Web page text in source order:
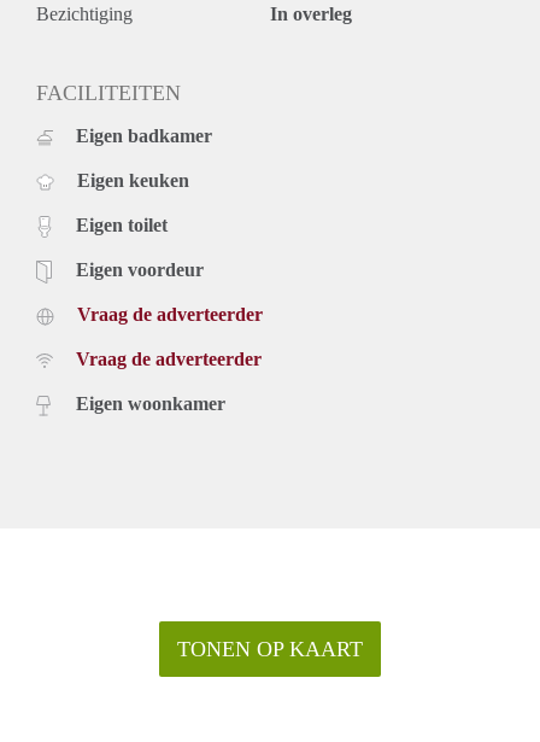
- Huurperiode van 12 maanden, met de mogelijkheid om te
- Borg gelijk aan 2 maanden huur.
- Beschikbaar per 15-09-2019
€ 1.100,- per maand exclusief gas, elektra, tv, internet en
gemeentelijke belastingen. Inclusief servicekosten,
onderhoudskosten nieuwe cv installatie en water.
De genoemde huurprijs is op basis van minimaal 12
een verhoging.
Voor meer informatie of bezichtigingen willen wij u vragen
contact met ons op te nemen of om uzelf in te schrijven op
onze website.
Bezichtiging In overleg
FACILITEITEN
Eigen badkamer
Eigen keuken
Eigen toilet
Eigen voordeur
Vraag de adverteerder
Vraag de adverteerder
Eigen woonkamer
TONEN OP KAART